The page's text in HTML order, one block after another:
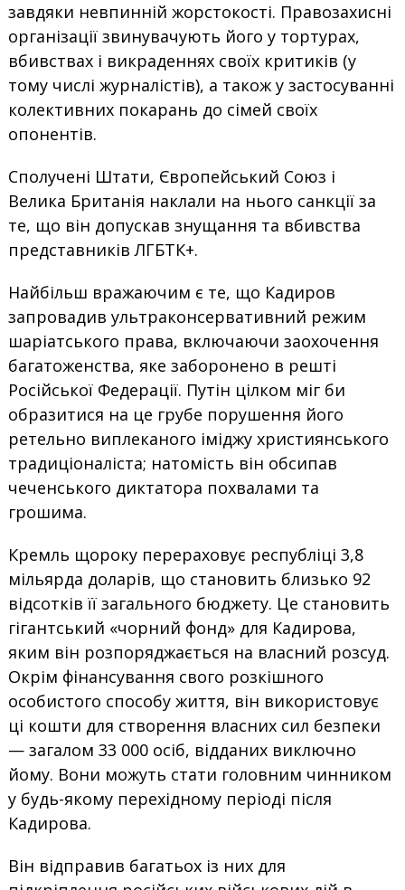
завдяки невпинній жорстокості. Правозахисні
організації звинувачують його у тортурах,
вбивствах і викраденнях своїх критиків (у
тому числі журналістів), а також у застосуванні
колективних покарань до сімей своїх
опонентів.
Сполучені Штати, Європейський Союз і
Велика Британія наклали на нього санкції за
те, що він допускав знущання та вбивства
представників ЛГБТК+.
Найбільш вражаючим є те, що Кадиров
запровадив ультраконсервативний режим
шаріатського права, включаючи заохочення
багатоженства, яке заборонено в решті
Російської Федерації. Путін цілком міг би
образитися на це грубе порушення його
ретельно виплеканого іміджу християнського
традиціоналіста; натомість він обсипав
чеченського диктатора похвалами та
грошима.
Кремль щороку перераховує республіці 3,8
мільярда доларів, що становить близько 92
відсотків її загального бюджету. Це становить
гігантський «чорний фонд» для Кадирова,
яким він розпоряджається на власний розсуд.
Окрім фінансування свого розкішного
особистого способу життя, він використовує
ці кошти для створення власних сил безпеки
— загалом 33 000 осіб, відданих виключно
йому. Вони можуть стати головним чинником
у будь-якому перехідному періоді після
Кадирова.
Він відправив багатьох із них для